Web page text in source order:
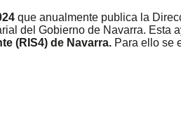
que anualmente publica la
del Gobierno de Navarra. Esta
(RIS4) de Navarra. Para ello se